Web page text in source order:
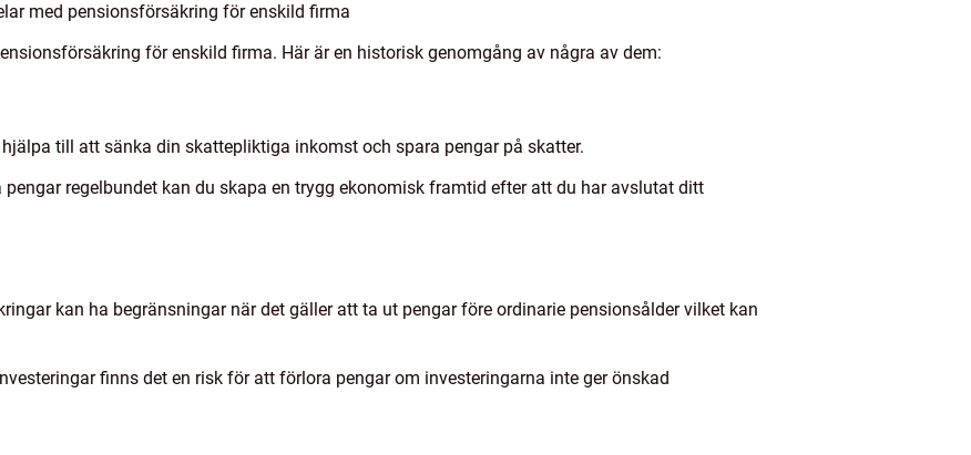
med pensionsförsäkring för enskild firma
för enskild firma. Här är en historisk genomgång av några av dem:
till att sänka din skattepliktiga inkomst och spara pengar på skatter.
regelbundet kan du skapa en trygg ekonomisk framtid efter att du har avslutat ditt
kan ha begränsningar när det gäller att ta ut pengar före ordinarie pensionsålder vilket kan
finns det en risk för att förlora pengar om investeringarna inte ger önskad